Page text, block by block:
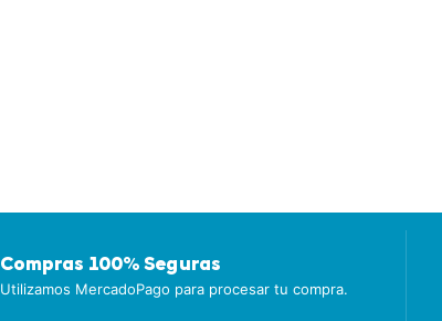
Compras 100% Seguras
Utilizamos MercadoPago para procesar tu compra.